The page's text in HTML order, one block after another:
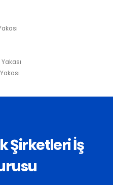
Şirketleri İş